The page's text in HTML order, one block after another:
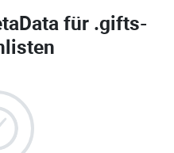
für .gifts-